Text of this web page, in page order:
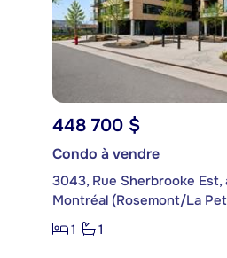
448 700 $
Condo à vendre
3043, Rue Sherbrooke Est,
Montréal (Rosemont/La
1
1